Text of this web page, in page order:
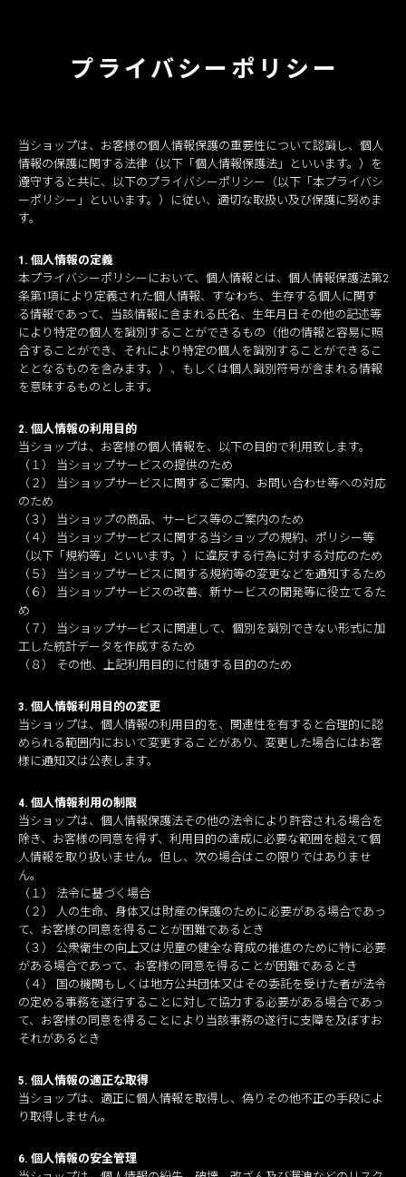
プライバシーポリシー
当ショップは、お客様の個人情報保護の重要性について認識し、個人
情報の保護に関する法律（以下「個人情報保護法」といいます。）を
遵守すると共に、以下のプライバシーポリシー（以下「本プライバシ
ーポリシー」といいます。）に従い、適切な取扱い及び保護に努めま
す。
1. 個人情報の定義
本プライバシーポリシーにおいて、個人情報とは、個人情報保護法第2
条第1項により定義された個人情報、すなわち、生存する個人に関す
る情報であって、当該情報に含まれる氏名、生年月日その他の記述等
により特定の個人を識別することができるもの（他の情報と容易に照
合することができ、それにより特定の個人を識別することができるこ
ととなるものを含みます。）、もしくは個人識別符号が含まれる情報
を意味するものとします。
2. 個人情報の利用目的
当ショップは、お客様の個人情報を、以下の目的で利用致します。
（１） 当ショップサービスの提供のため
（２） 当ショップサービスに関するご案内、お問い合わせ等への対応
のため
（３） 当ショップの商品、サービス等のご案内のため
（４） 当ショップサービスに関する当ショップの規約、ポリシー等
（以下「規約等」といいます。）に違反する行為に対する対応のため
（５） 当ショップサービスに関する規約等の変更などを通知するため
（６） 当ショップサービスの改善、新サービスの開発等に役立てるた
め
（７） 当ショップサービスに関連して、個別を識別できない形式に加
工した統計データを作成するため
（８） その他、上記利用目的に付随する目的のため
3. 個人情報利用目的の変更
当ショップは、個人情報の利用目的を、関連性を有すると合理的に認
められる範囲内において変更することがあり、変更した場合にはお客
様に通知又は公表します。
4. 個人情報利用の制限
当ショップは、個人情報保護法その他の法令により許容される場合を
除き、お客様の同意を得ず、利用目的の達成に必要な範囲を超えて個
人情報を取り扱いません。但し、次の場合はこの限りではありませ
ん。
（１） 法令に基づく場合
（２） 人の生命、身体又は財産の保護のために必要がある場合であっ
て、お客様の同意を得ることが困難であるとき
（３） 公衆衛生の向上又は児童の健全な育成の推進のために特に必要
がある場合であって、お客様の同意を得ることが困難であるとき
（４） 国の機関もしくは地方公共団体又はその委託を受けた者が法令
の定める事務を遂行することに対して協力する必要がある場合であっ
て、お客様の同意を得ることにより当該事務の遂行に支障を及ぼすお
それがあるとき
5. 個人情報の適正な取得
当ショップは、適正に個人情報を取得し、偽りその他不正の手段によ
り取得しません。
6. 個人情報の安全管理